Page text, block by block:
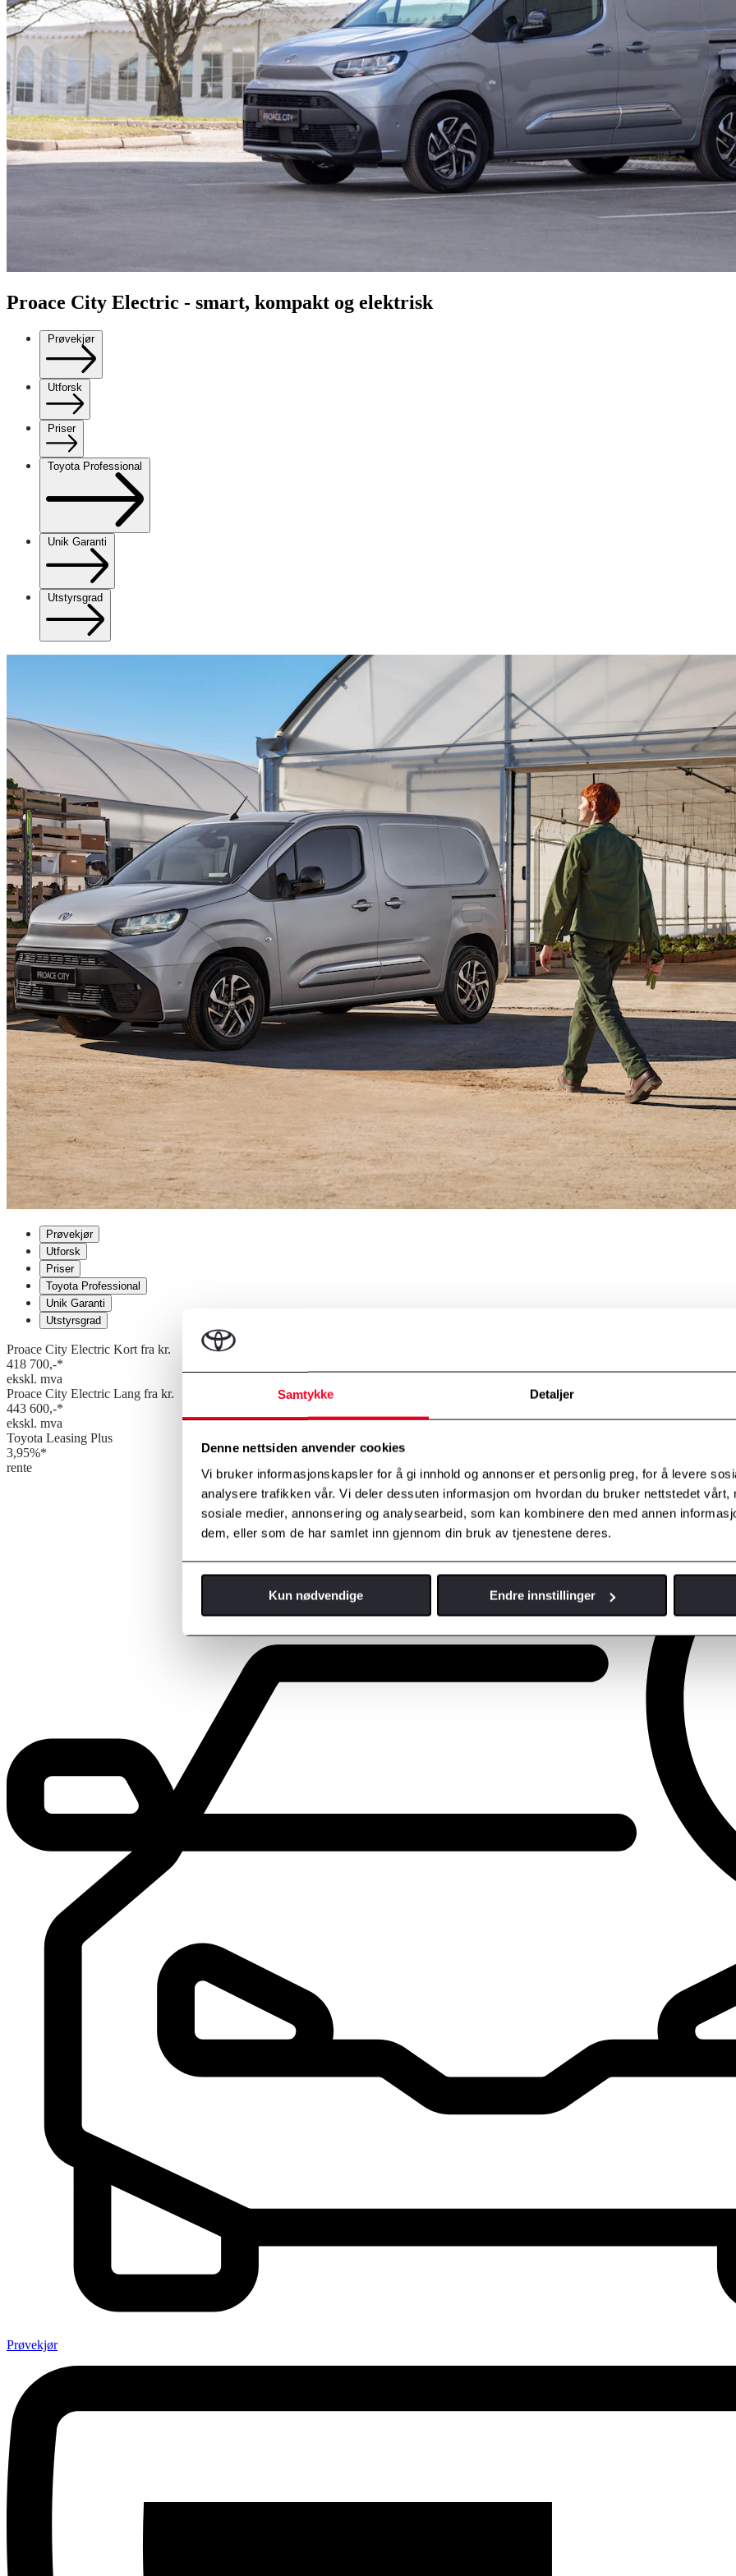
Samtykke Detaljer
Denne nettsiden anvender cookies
Vi bruker informasjonskapsler for å gi innhold og annonser et personlig preg, for å levere
analysere trafikken vår. Vi deler dessuten informasjon om hvordan du bruker nettstedet vårt,
sosiale medier, annonsering og analysearbeid, som kan kombinere den med annen
dem, eller som de har samlet inn gjennom din bruk av tjenestene deres.
Kun nødvendige Endre innstillinger
Proace City Electric - smart, kompakt og elektrisk
Prøvekjør
Utforsk
Priser
Toyota Professional
Unik Garanti
Utstyrsgrad
Prøvekjør
Utforsk
Priser
Toyota Professional
Unik Garanti
Utstyrsgrad
Proace City Electric Kort fra kr.
418 700,-*
ekskl. mva
Proace City Electric Lang fra kr.
443 600,-*
ekskl. mva
Toyota Leasing Plus
3,95%*
rente
Prøvekjør